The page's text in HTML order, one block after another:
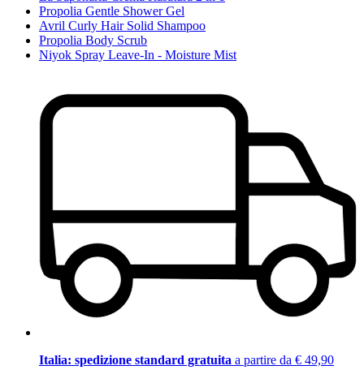
Propolia Gentle Shower Gel
Avril Curly Hair Solid Shampoo
Propolia Body Scrub
Niyok Spray Leave-In - Moisture Mist
Italia: spedizione standard gratuita a partire da € 49,90